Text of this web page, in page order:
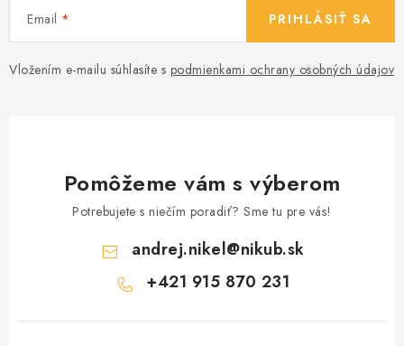
Email
Vložením e-mailu súhlasíte s podmienkami ochrany osobných údajov
PRIHLÁSIŤ SA
Pomôžeme vám s výberom
Potrebujete s niečím poradiť? Sme tu pre vás!
andrej.nikel@nikub.sk
+421 915 870 231